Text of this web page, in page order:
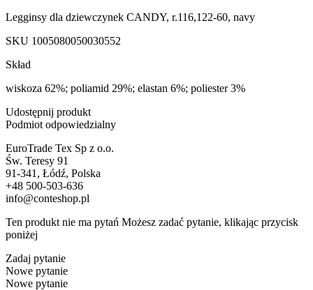
Legginsy dla dziewczynek CANDY, r.116,122-60, navy
SKU 1005080050030552
Skład
wiskoza 62%; poliamid 29%; elastan 6%; poliester 3%
Udostępnij produkt
Podmiot odpowiedzialny
EuroTrade Tex Sp z o.o.
Św. Teresy 91
91-341, Łódź, Polska
+48 500-503-636
info@conteshop.pl
Ten produkt nie ma pytań Możesz zadać pytanie, klikając przycisk
poniżej
Zadaj pytanie
Nowe pytanie
Nowe pytanie